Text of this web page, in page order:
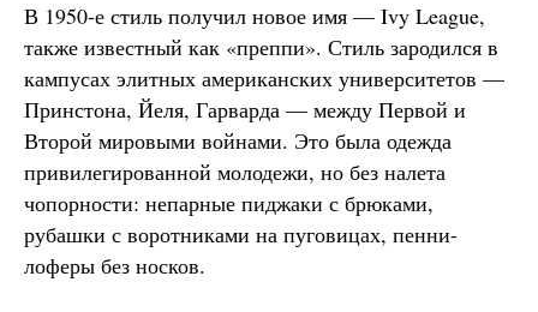
В 1950-е стиль получил новое имя — Ivy League,
также известный как «преппи». Стиль зародился в
кампусах элитных американских университетов —
Принстона, Йеля, Гарварда — между Первой и
Второй мировыми войнами. Это была одежда
привилегированной молодежи, но без налета
чопорности: непарные пиджаки с брюками,
рубашки с воротниками на пуговицах, пенни-
лоферы без носков.